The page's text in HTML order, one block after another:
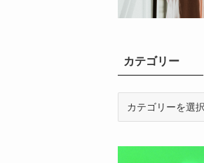
カテゴリー
リ